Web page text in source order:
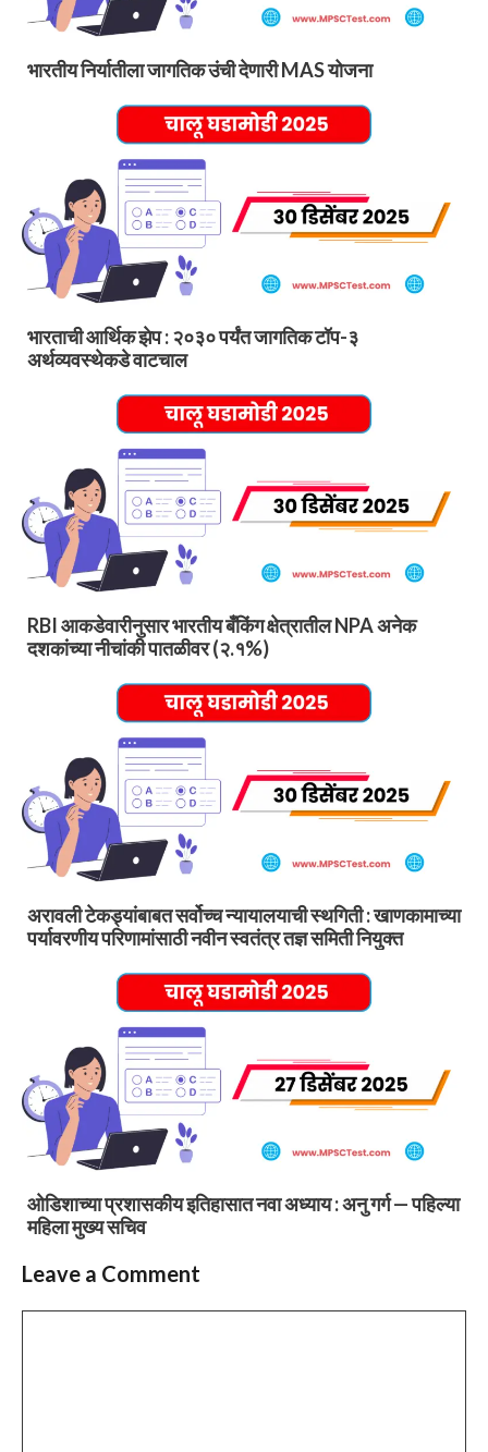
भारतीय निर्यातीला जागतिक उंची देणारी MAS योजना
भारताची आर्थिक झेप : २०३० पर्यंत जागतिक टॉप-३
अर्थव्यवस्थेकडे वाटचाल
RBI आकडेवारीनुसार भारतीय बँकिंग क्षेत्रातील NPA अनेक
दशकांच्या नीचांकी पातळीवर (२.१%)
अरावली टेकड्यांबाबत सर्वोच्च न्यायालयाची स्थगिती : खाणकामाच्या
पर्यावरणीय परिणामांसाठी नवीन स्वतंत्र तज्ञ समिती नियुक्त
ओडिशाच्या प्रशासकीय इतिहासात नवा अध्याय : अनु गर्ग — पहिल्या
महिला मुख्य सचिव
Leave a Comment